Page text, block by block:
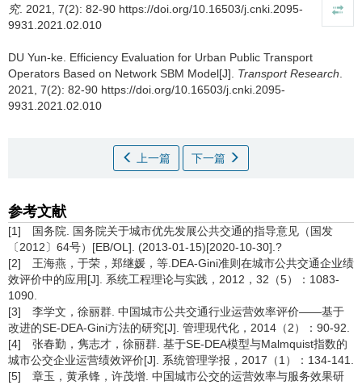
究. 2021, 7(2): 82-90 https://doi.org/10.16503/j.cnki.2095-
9931.2021.02.010
DU Yun-ke. Efficiency Evaluation for Urban Public Transport
Operators Based on Network SBM Model[J]. Transport Research
2021, 7(2): 82-90 https://doi.org/10.16503/j.cnki.2095-
9931.2021.02.010
上一篇 下一篇
参考文献
[1] 国务院. 国务院关于城市优先发展公共交通的指导意见（国发
〔2012〕64号）[EB/OL]. (2013-01-15)[2020-10-30].?
[2] 王海燕，于荣，郑继媛，等.DEA-Gini准则在城市公共交通企业绩
效评价中的应用[J]. 系统工程理论与实践，2012，32（5）：1083-
1090.
[3] 李学文，徐丽群. 中国城市公共交通行业运营效率评价——基于
改进的SE-DEA-Gini方法的研究[J]. 管理现代化，2014（2）：90-92.
[4] 张春勤，隽志才，徐丽群. 基于SE-DEA模型与Malmquist指数的
城市公交企业运营绩效评价[J]. 系统管理学报，2017（1）：134-141.
[5] 章玉，黄承锋，许茂增. 中国城市公交的运营效率与服务效果研